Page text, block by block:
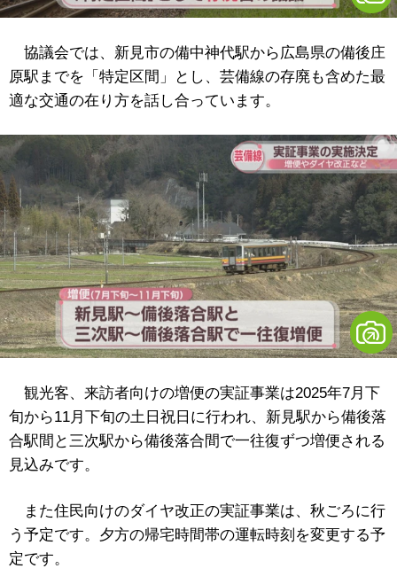
協議会では、新見市の備中神代駅から広島県の備後庄
原駅までを「特定区間」とし、芸備線の存廃も含めた最
適な交通の在り方を話し合っています。
観光客、来訪者向けの増便の実証事業は2025年7月下
旬から11月下旬の土日祝日に行われ、新見駅から備後落
合駅間と三次駅から備後落合間で一往復ずつ増便される
見込みです。
また住民向けのダイヤ改正の実証事業は、秋ごろに行
う予定です。夕方の帰宅時間帯の運転時刻を変更する予
定です。